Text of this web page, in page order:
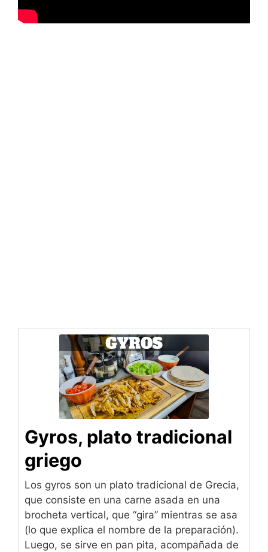
Gyros, plato tradicional
griego
Los gyros son un plato tradicional de Grecia,
que consiste en una carne asada en una
brocheta vertical, que “gira” mientras se asa
(lo que explica el nombre de la preparación).
Luego, se sirve en pan pita, acompañada de